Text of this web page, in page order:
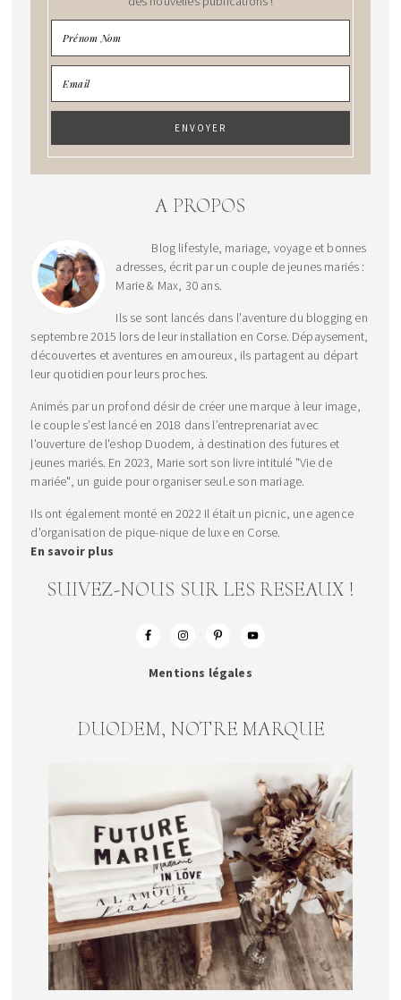
A PROPOS
Blog lifestyle, mariage, voyage et bonnes
adresses, écrit par un couple de jeunes mariés :
Marie & Max, 30 ans.
Ils se sont lancés dans l'aventure du blogging en
septembre 2015 lors de leur installation en Corse. Dépaysement,
découvertes et aventures en amoureux, ils partagent au départ
leur quotidien pour leurs proches.
Animés par un profond désir de créer une marque à leur image,
le couple s’est lancé en 2018 dans l’entreprenariat avec
l'ouverture de l'eshop Duodem, à destination des futures et
jeunes mariés. En 2023, Marie sort son livre intitulé "Vie de
mariée", un guide pour organiser seul.e son mariage.
Ils ont également monté en 2022 Il était un picnic, une agence
d'organisation de pique-nique de luxe en Corse.
En savoir plus
SUIVEZ-NOUS SUR LES RESEAUX !
Mentions légales
DUODEM, NOTRE MARQUE